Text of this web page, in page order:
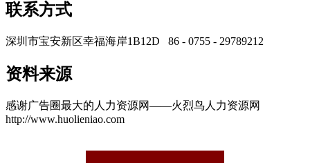
联系方式
深圳市宝安新区幸福海岸1B12D 86 - 0755 - 29789212
资料来源
感谢广告圈最大的人力资源网——火烈鸟人力资源网
http://www.huolieniao.com